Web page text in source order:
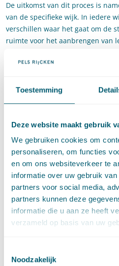
Toestemming
Deze website maakt gebruik
We gebruiken cookies om
personaliseren, om functies
en om ons websiteverkeer te
informatie over uw gebruik
partners voor social media,
partners kunnen deze
informatie die u aan ze heeft
verzameld op basis van uw
Noodzakelijk
De uitkomst van dit proces is
van de specifieke wijk. In iedere
verschillen waar het gaat om de
ruimte voor het aanbrengen van
een vorm van participatie
vormgegeven door middel van
beoogde doel is. Wel bevat het
provincies en waterschappen
stellen waarin wordt vastgelegd
vormgegeven en welke eisen
structurele inbedding loopt via
besluitvorming geagendeerde)
participatie op decentraal niveau
mede op basis van de
aardgasvrije wijken opgestelde
nodige houvast.
als op de utiliteitsbouw,